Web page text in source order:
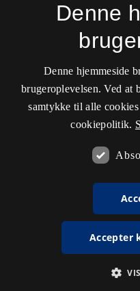
Denne
Denne hjemmeside
brugeroplevelsen. Ved at
samtykke til alle
cookiepolitik.
Accepter